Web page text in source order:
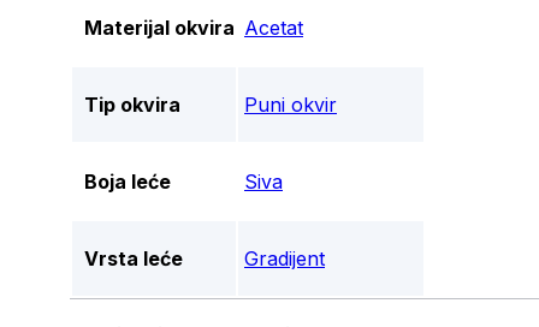
Materijal okvira Acetat
Tip okvira Puni okvir
Boja leće Siva
Vrsta leće Gradijent